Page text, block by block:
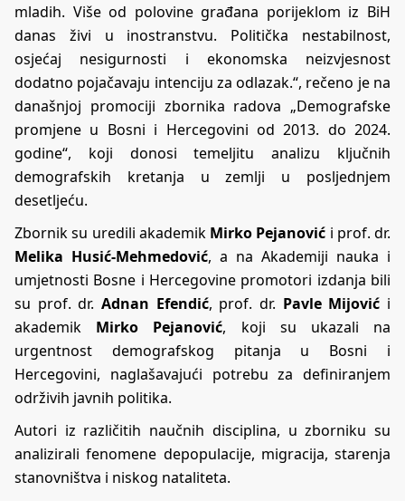
mladih. Više od polovine građana porijeklom iz BiH
danas živi u inostranstvu. Politička nestabilnost,
osjećaj nesigurnosti i ekonomska neizvjesnost
dodatno pojačavaju intenciju za odlazak.“, rečeno je na
današnjoj promociji zbornika radova „Demografske
promjene u Bosni i Hercegovini od 2013. do 2024.
godine“, koji donosi temeljitu analizu ključnih
demografskih kretanja u zemlji u posljednjem
desetljeću.
Zbornik su uredili akademik Mirko Pejanović i prof. dr.
Melika Husić-Mehmedović, a na Akademiji nauka i
umjetnosti Bosne i Hercegovine promotori izdanja bili
su prof. dr. Adnan Efendić, prof. dr. Pavle Mijović i
akademik Mirko Pejanović, koji su ukazali na
urgentnost demografskog pitanja u Bosni i
Hercegovini, naglašavajući potrebu za definiranjem
održivih javnih politika.
Autori iz različitih naučnih disciplina, u zborniku su
analizirali fenomene depopulacije, migracija, starenja
stanovništva i niskog nataliteta.